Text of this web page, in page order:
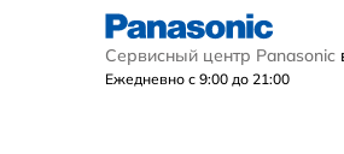
Сервисный центр Panasonic
Ежедневно с 9:00 до 21:00